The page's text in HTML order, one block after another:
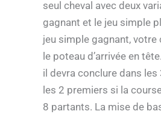
seul cheval avec deux
gagnant et le jeu simple
jeu simple gagnant, votre
le poteau d’arrivée en
il devra conclure dans
les 2 premiers si la
8 partants. La mise de